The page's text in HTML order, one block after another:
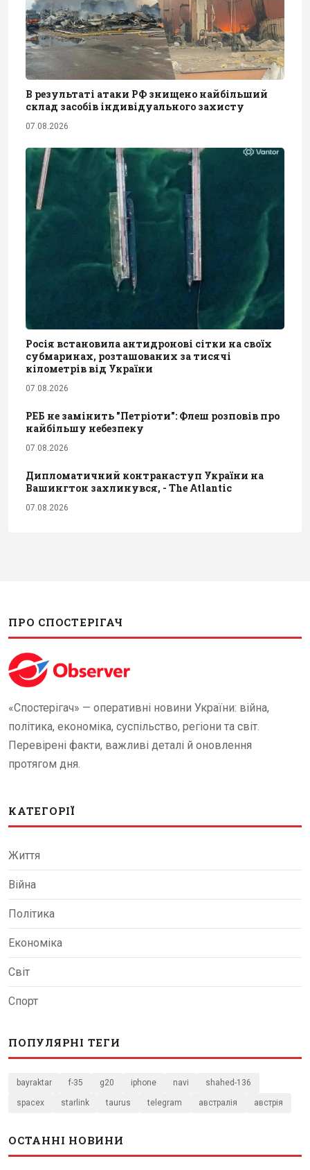
В результаті атаки РФ знищено найбільший
склад засобів індивідуального захисту
07.08.2026
Росія встановила антидронові сітки на своїх
субмаринах, розташованих за тисячі
кілометрів від України
07.08.2026
РЕБ не замінить "Петріоти": Флеш розповів про
найбільшу небезпеку
07.08.2026
Дипломатичний контранаступ України на
Вашингтон захлинувся, - The Atlantic
07.08.2026
ПРО СПОСТЕРІГАЧ
«Спостерігач» — оперативні новини України: війна,
політика, економіка, суспільство, регіони та світ.
Перевірені факти, важливі деталі й оновлення
протягом дня.
КАТЕГОРІЇ
Життя
Війна
Політика
Економіка
Світ
Спорт
ПОПУЛЯРНІ ТЕГИ
bayraktar f-35 g20 iphone navi shahed-136
spacex starlink taurus telegram австралія австрія
ОСТАННІ НОВИНИ